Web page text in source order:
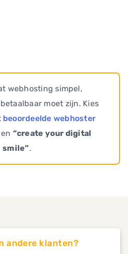
webhosting simpel,
moet zijn. Kies
beoordeelde webhoster
en “create your digital
smile”.
andere klanten?